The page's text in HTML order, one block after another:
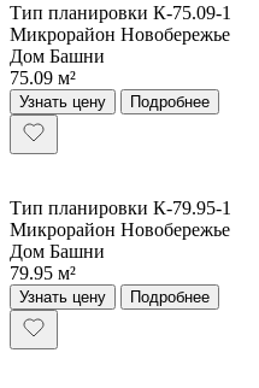
Тип планировки К-75.09-1
Микрорайон Новобережье
Дом Башни
75.09 м²
Узнать цену Подробнее
Тип планировки К-79.95-1
Микрорайон Новобережье
Дом Башни
79.95 м²
Узнать цену Подробнее